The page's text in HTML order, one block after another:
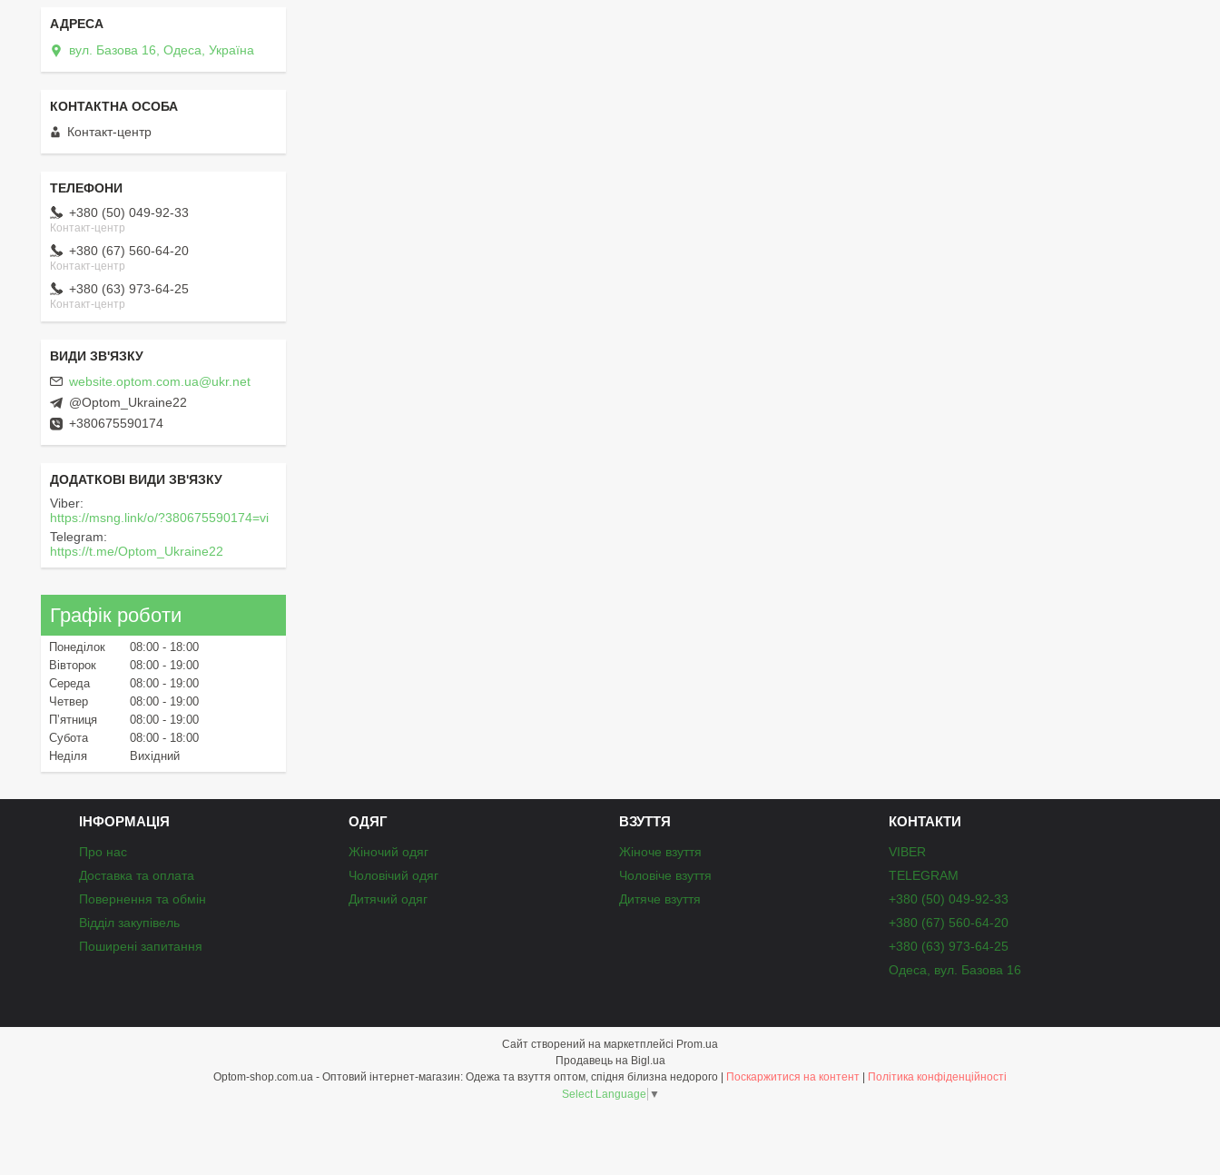
вул. Базова 16, Одеса, Україна
Контакт-центр
+380 (50) 049-92-33
Контакт-центр
+380 (67) 560-64-20
Контакт-центр
+380 (63) 973-64-25
Контакт-центр
website.optom.com.ua@ukr.net
@Optom_Ukraine22
+380675590174
Viber
https://msng.link/o/?380675590174=vi
Telegram
https://t.me/Optom_Ukraine22
Графік роботи
Понеділок 08:00
18:00
Вівторок
08:00
19:00
Середа
08:00
19:00
Четвер
08:00
19:00
Пʼятниця
08:00
19:00
Субота
08:00
18:00
Неділя
Вихідний
ІНФОРМАЦІЯ
Про нас
Доставка та оплата
Повернення та обмін
Відділ закупівель
Поширені запитання
ОДЯГ
Жіночий одяг
Чоловічий одяг
Дитячий одяг
ВЗУТТЯ
Жіноче взуття
Чоловіче взуття
Дитяче взуття
КОНТАКТИ
VIBER
TELEGRAM
+380 (50) 049-92-33
+380 (67) 560-64-20
+380 (63) 973-64-25
Одеса, вул. Базова 16
Сайт створений на маркетплейсі Prom.ua
Продавець на Bigl.ua
Поскаржитися на контент
Політика конфіденційності
Select Language ▼